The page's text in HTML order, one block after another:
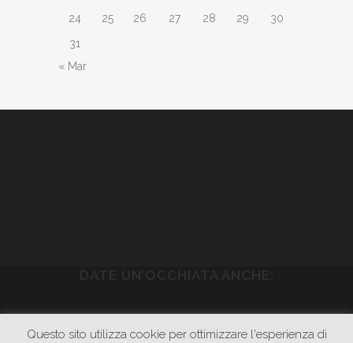
24
25 26 27 28 29
30
31
« Mar
Questo sito utilizza cookie per ottimizzare l'esperienza di